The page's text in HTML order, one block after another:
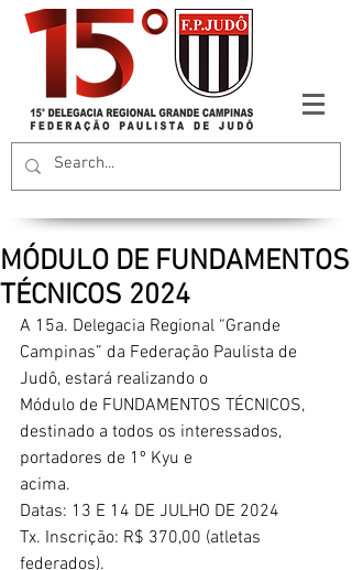
MÓDULO DE FUNDAMENTOS
TÉCNICOS 2024
A 15a. Delegacia Regional “Grande
Campinas” da Federação Paulista de
Judô, estará realizando o
Módulo de FUNDAMENTOS TÉCNICOS,
destinado a todos os interessados,
portadores de 1º Kyu e
acima.
Datas: 13 E 14 DE JULHO DE 2024
Tx. Inscrição: R$ 370,00 (atletas
federados).